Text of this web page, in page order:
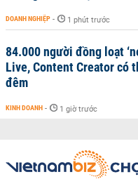
DOANH NGHIỆP - 1 phút trước
84.000 người đồng loạt
Live, Content Creator có
đêm
KINH DOANH - 1 giờ trước